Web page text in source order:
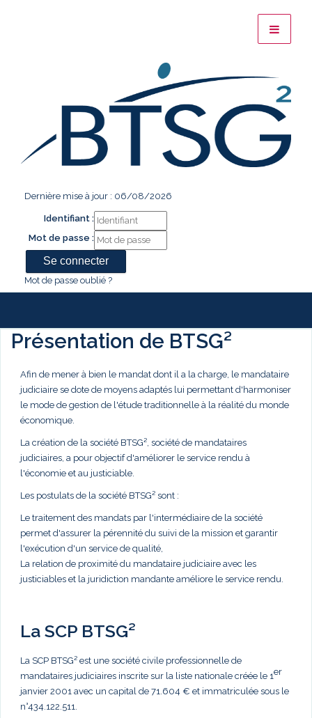
Dernière mise à jour : 06/08/2026
Identifiant :
Mot de passe :
Mot de passe oublié ?
Présentation de BTSG²
Afin de mener à bien le mandat dont il a la charge, le mandataire
judiciaire se dote de moyens adaptés lui permettant d'harmoniser
le mode de gestion de l'étude traditionnelle à la réalité du monde
économique.
La création de la société BTSG², société de mandataires
judiciaires, a pour objectif d'améliorer le service rendu à
l'économie et au justiciable.
Les postulats de la société BTSG² sont :
Le traitement des mandats par l'intermédiaire de la société
permet d'assurer la pérennité du suivi de la mission et garantir
l'exécution d'un service de qualité,
La relation de proximité du mandataire judiciaire avec les
justiciables et la juridiction mandante améliore le service rendu.
La SCP BTSG²
La SCP BTSG² est une société civile professionnelle de
mandataires judiciaires inscrite sur la liste nationale créée le 1er
janvier 2001 avec un capital de 71.604 € et immatriculée sous le
n°434.122.511.